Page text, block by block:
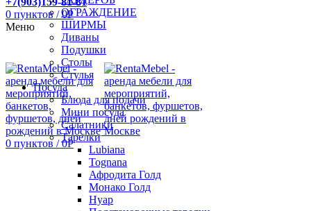
0 пунктов / 0Р
Меню
0 пунктов / 0Р
ОГРАЖДЕНИЕ
ШИРМЫ
Диваны
Подушки
Столы
Стулья
Посуда
Блюда для подачи
Мини посуда
Салатники
Тарелки
Lubiana
Tognana
Афродита Голд
Монако Голд
Нуар